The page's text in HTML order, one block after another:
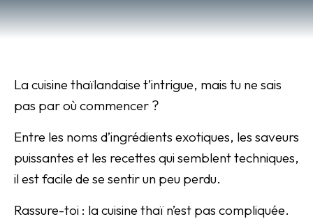
La cuisine thaïlandaise t’intrigue, mais tu ne sais
pas par où commencer ?
Entre les noms d’ingrédients exotiques, les saveurs
puissantes et les recettes qui semblent techniques,
il est facile de se sentir un peu perdu.
Rassure-toi : la cuisine thaï n’est pas compliquée.